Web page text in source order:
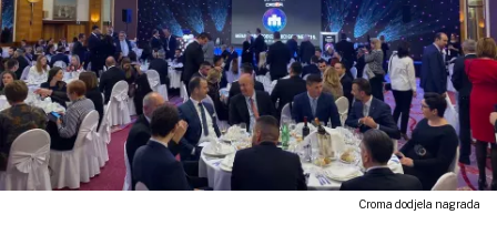
Croma dodjela nagrada